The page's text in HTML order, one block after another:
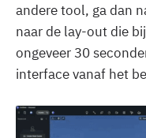
andere tool, ga dan
naar de lay-out die
ongeveer 30
interface vanaf het